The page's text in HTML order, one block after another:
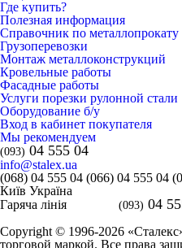
Где купить?
Полезная информация
Справочник по металлопрокату
Грузоперевозки
Монтаж металлоконструкций
Кровельные работы
Фасадные работы
Услуги порезки рулонной стали
Оборудование б/у
Вход в кабинет покупателя
Мы рекомендуем
(093) 04 555 04
info@stalex.ua
(068) 04 555 04 (066) 04 555 04
Київ Україна
Гаряча лінія
(093) 04
Copyright © 1996-2026
торговой маркой. Все права